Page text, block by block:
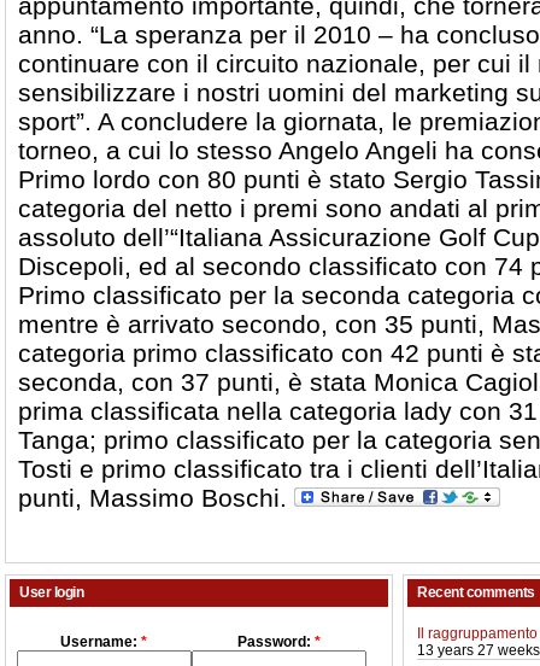
anno. “La speranza per il 2010 – ha
continuare con il circuito nazionale, per cui
sensibilizzare i nostri uomini del marketing
sport”. A concludere la giornata, le
torneo, a cui lo stesso Angelo Angeli ha
Primo lordo con 80 punti è stato Sergio
categoria del netto i premi sono andati al
assoluto dell’“Italiana Assicurazione Golf
Discepoli, ed al secondo classificato con 74
Primo classificato per la seconda categoria
mentre è arrivato secondo, con 35 punti,
categoria primo classificato con 42 punti è
seconda, con 37 punti, è stata Monica
prima classificata nella categoria lady con
Tanga; primo classificato per la categoria
Tosti e primo classificato tra i clienti
punti, Massimo Boschi.
User login
Username:* Password: *
Recent comments
Il
13 years 27